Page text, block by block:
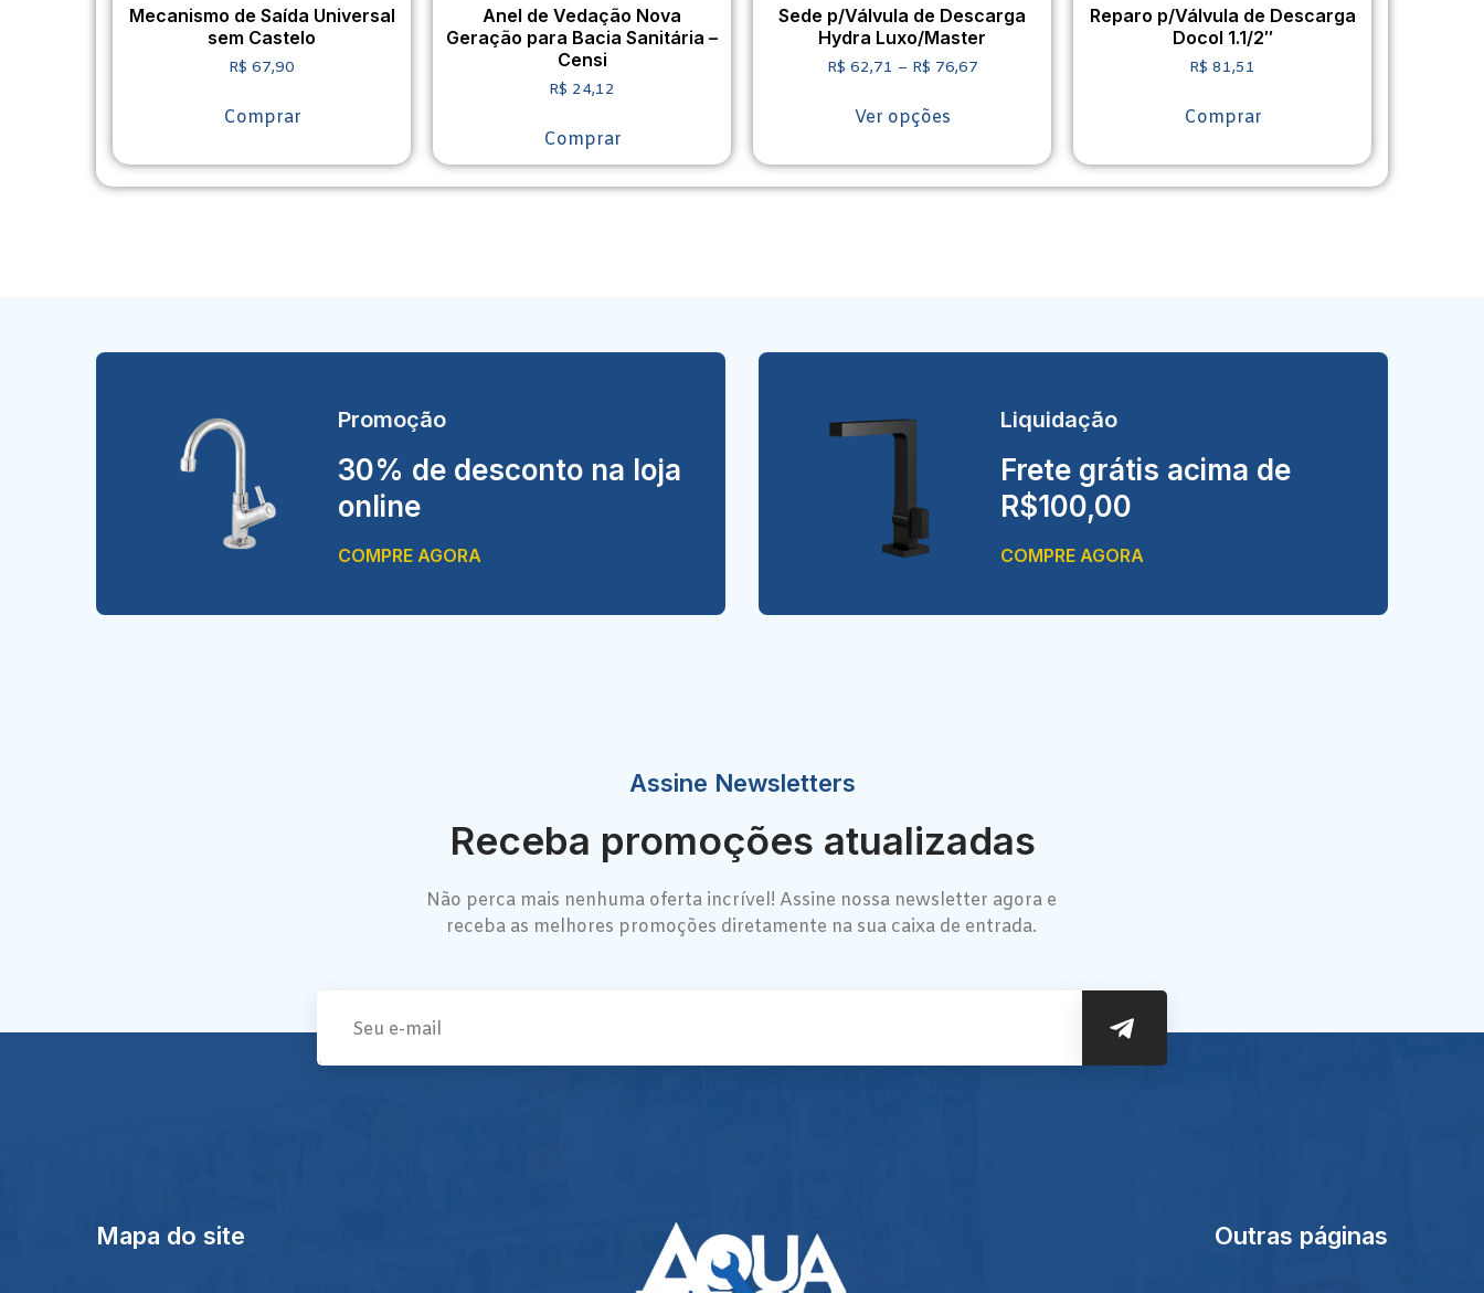
Mecanismo de Saída Universal
sem Castelo
R$ 67,90
Comprar
Anel de Vedação Nova
Geração para Bacia Sanitária –
Censi
R$ 24,12
Comprar
Sede p/Válvula de Descarga
Hydra Luxo/Master
R$ 62,71 – R$ 76,67
Ver opções
Reparo p/Válvula de Descarga
Docol 1.1/2″
R$ 81,51
Comprar
Promoção
30% de desconto na loja
online
COMPRE AGORA
Liquidação
Frete grátis acima de
R$100,00
COMPRE AGORA
Assine Newsletters
Receba promoções atualizadas
Não perca mais nenhuma oferta incrível! Assine nossa newsletter agora e
receba as melhores promoções diretamente na sua caixa de entrada.
Mapa do site Outras páginas